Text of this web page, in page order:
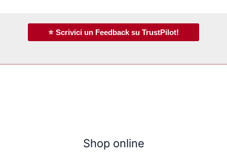
⭐ Scrivici un Feedback su TrustPilot!
Shop online